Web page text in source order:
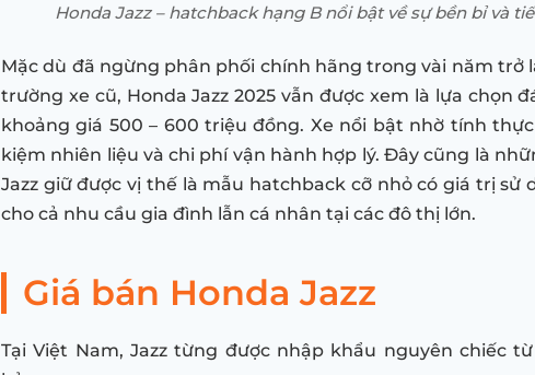
Honda Jazz – hatchback hạng B nổi bật về sự bền bỉ và
Mặc dù đã ngừng phân phối chính hãng trong vài năm trở
trường xe cũ, Honda Jazz 2025 vẫn được xem là lựa chọn
khoảng giá 500 – 600 triệu đồng. Xe nổi bật nhờ tính
kiệm nhiên liệu và chi phí vận hành hợp lý. Đây cũng là
Jazz giữ được vị thế là mẫu hatchback cỡ nhỏ có giá trị sử
cho cả nhu cầu gia đình lẫn cá nhân tại các đô thị lớn.
Giá bán Honda Jazz
Tại Việt Nam, Jazz từng được nhập khẩu nguyên chiếc